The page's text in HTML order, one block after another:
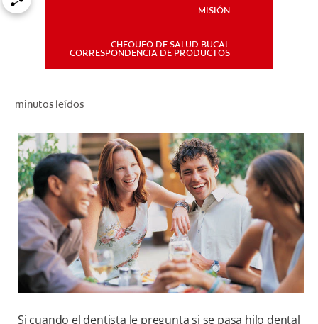
PARA PROFESIONALES
CUPONES
DONDE COMPRAR
PY (ES)
MISIÓN
CHEQUEO DE SALUD BUCAL
CORRESPONDENCIA DE PRODUCTOS
minutos leídos
Si cuando el dentista le pregunta si se pasa hilo dental